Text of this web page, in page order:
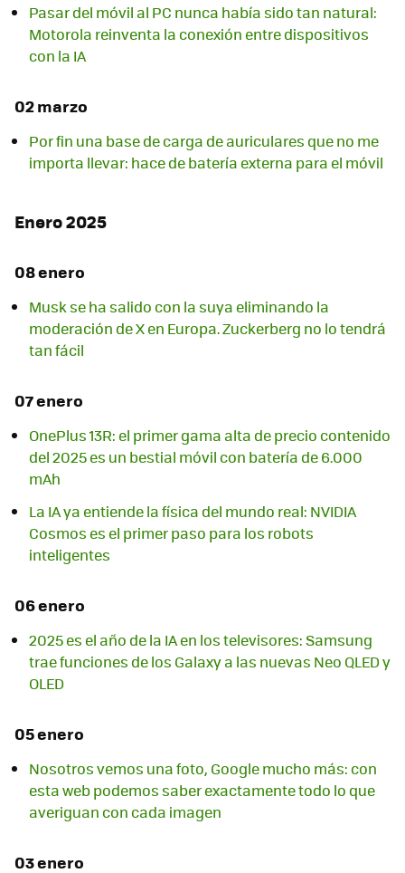
Pasar del móvil al PC nunca había sido tan natural:
Motorola reinventa la conexión entre dispositivos
con la IA
02 marzo
Por fin una base de carga de auriculares que no me
importa llevar: hace de batería externa para el móvil
Enero 2025
08 enero
Musk se ha salido con la suya eliminando la
moderación de X en Europa. Zuckerberg no lo tendrá
tan fácil
07 enero
OnePlus 13R: el primer gama alta de precio contenido
del 2025 es un bestial móvil con batería de 6.000
mAh
La IA ya entiende la física del mundo real: NVIDIA
Cosmos es el primer paso para los robots
inteligentes
06 enero
2025 es el año de la IA en los televisores: Samsung
trae funciones de los Galaxy a las nuevas Neo QLED y
OLED
05 enero
Nosotros vemos una foto, Google mucho más: con
esta web podemos saber exactamente todo lo que
averiguan con cada imagen
03 enero